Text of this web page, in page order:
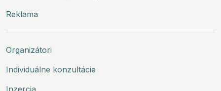
Reklama
Organizátori
Individuálne konzultácie
Inzercia